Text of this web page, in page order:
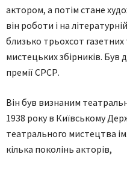
актором, а потім стане
він роботи і на
близько трьохсот
мистецьких збірників. Був
премії СРСР.
Він був визнаним
1938 року в Київському
театрального мистецтва
кілька поколінь акторів,